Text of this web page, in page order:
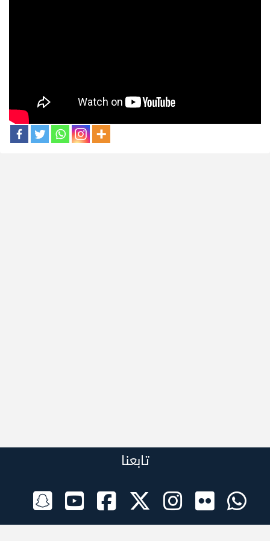
تابعنا